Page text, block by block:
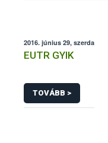
2016. június 29, szerda
EUTR GYIK
TOVÁBB >